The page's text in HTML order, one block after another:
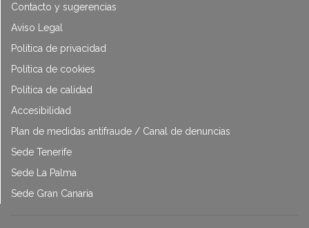
Contacto y sugerencias
Aviso Legal
Política de privacidad
Política de cookies
Política de calidad
Accesibilidad
Plan de medidas antifraude / Canal de denuncias
Sede Tenerife
Sede La Palma
Sede Gran Canaria